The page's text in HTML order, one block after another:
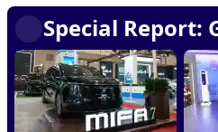
Special Report: